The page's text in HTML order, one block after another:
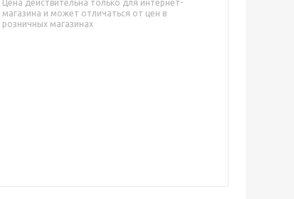
Цена действительна только для интернет-
магазина и может отличаться от цен в
розничных магазинах